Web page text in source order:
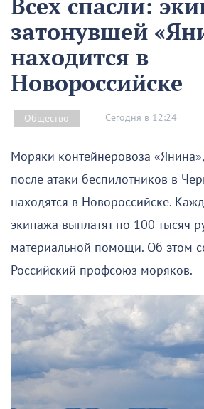
затонувшей
находится в
Новороссийске
Общество Сегодня в 12:24
Моряки контейнеровоза
после атаки беспилотников в
находятся в Новороссийске.
экипажа выплатят по 100 тысяч
материальной помощи. Об этом
Российский профсоюз моряков.